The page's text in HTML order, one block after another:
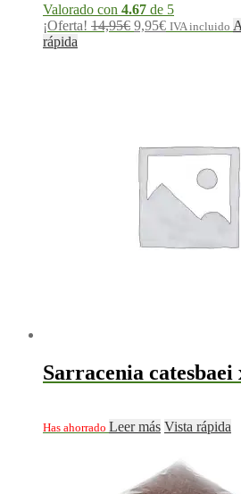
Valorado con 4.67 de 5
¡Oferta! 14,95€ El
9,95€ElIVA incluido
rápida
Sarracenia
Has ahorrado Leer más Vista rápida